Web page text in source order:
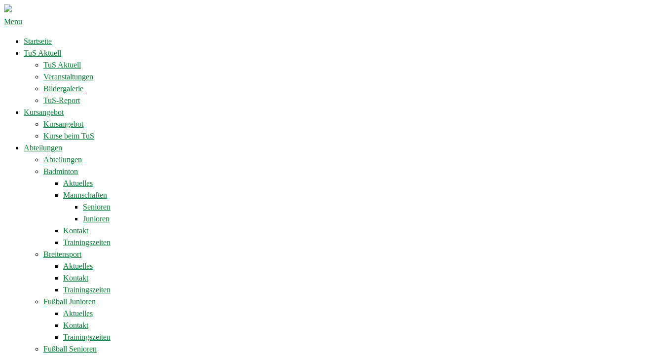
Menu
Startseite
TuS Aktuell
TuS Aktuell
Veranstaltungen
Bildergalerie
TuS-Report
Kursangebot
Kursangebot
Kurse beim TuS
Abteilungen
Abteilungen
Badminton
Aktuelles
Mannschaften
Senioren
Junioren
Kontakt
Trainingszeiten
Breitensport
Aktuelles
Kontakt
Trainingszeiten
Fußball Junioren
Aktuelles
Kontakt
Trainingszeiten
Fußball Senioren